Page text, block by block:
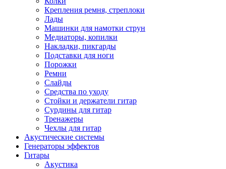
Крепления ремня, стреплоки
Лады
Машинки для намотки струн
Медиаторы, копилки
Накладки, пикгарды
Подставки для ноги
Порожки
Ремни
Слайды
Средства по уходу
Стойки и держатели гитар
Сурдины для гитар
Тренажеры
Чехлы для гитар
Акустические системы
Генераторы эффектов
Гитары
Акустика